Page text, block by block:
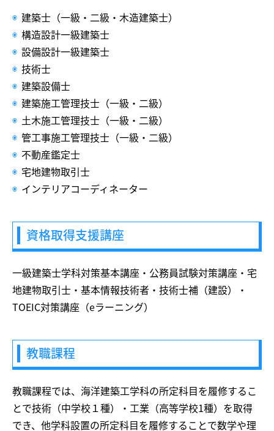
建築士（一級・二級・木造建築士）
構造設計一級建築士
設備設計一級建築士
技術士
建築設備士
建築施工管理技士（一級・二級）
土木施工管理技士（一級・二級）
管工事施工管理技士（一級・二級）
不動産鑑定士
宅地建物取引士
インテリアコーディネーター
資格取得支援講座
一級建築士学科対策基本講座・公務員試験対策講座・宅
地建物取引士・基本情報技術者・技術士補（建設）・
TOEIC対策講座（eラーニング）
教職課程
教職課程では、海洋建築工学科の所定科目を履修するこ
とで技術（中学校１種）・工業（高等学校1種）を取得
でき、他学科設置の所定科目を履修することで数学や理